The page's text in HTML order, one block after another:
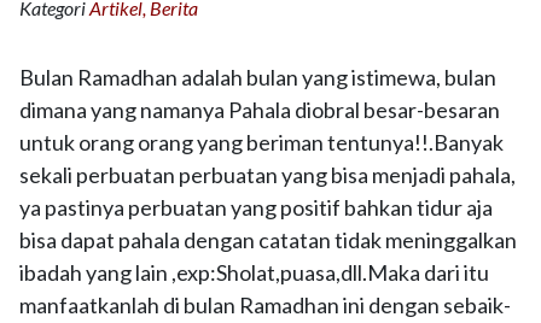
KategoriArtikel Berita
Bulan Ramadhan adalah bulan yang istimewa, bulan
dimana yang namanya Pahala diobral besar-besaran
untuk orang orang yang beriman tentunya!!.Banyak
sekali perbuatan perbuatan yang bisa menjadi pahala,
ya pastinya perbuatan yang positif bahkan tidur aja
bisa dapat pahala dengan catatan tidak meninggalkan
ibadah yang lain ,exp:Sholat,puasa,dll.Maka dari itu
manfaatkanlah di bulan Ramadhan ini dengan sebaik-